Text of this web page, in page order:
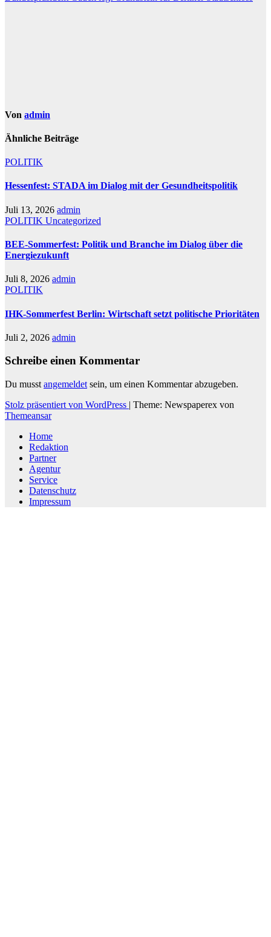
Von admin
Ähnliche Beiträge
POLITIK
Hessenfest: STADA im Dialog mit der Gesundheitspolitik
Juli 13, 2026 admin
POLITIK Uncategorized
BEE-Sommerfest: Politik und Branche im Dialog über die
Energiezukunft
Juli 8, 2026 admin
POLITIK
IHK-Sommerfest Berlin: Wirtschaft setzt politische Prioritäten
Juli 2, 2026 admin
Schreibe einen Kommentar
Du musst angemeldet sein, um einen Kommentar abzugeben.
Stolz präsentiert von WordPress | Theme: Newspaperex von
Themeansar
Home
Redaktion
Partner
Agentur
Service
Datenschutz
Impressum